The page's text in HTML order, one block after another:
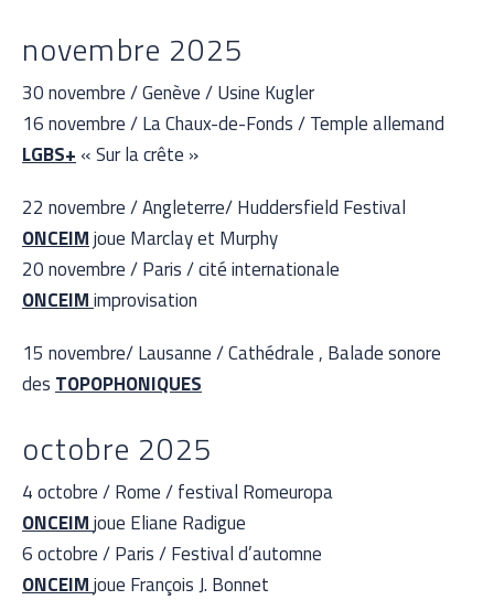
novembre 2025
30 novembre / Genève / Usine Kugler
16 novembre / La Chaux-de-Fonds / Temple allemand
LGBS+ « Sur la crête »
22 novembre / Angleterre/ Huddersfield Festival
ONCEIMjoue Marclay et Murphy
20 novembre / Paris / cité internationale
ONCEIMimprovisation
15 novembre/ Lausanne / Cathédrale , Balade sonore
des TOPOPHONIQUES
octobre 2025
4 octobre / Rome / festival Romeuropa
ONCEIMjoue Eliane Radigue
6 octobre / Paris / Festival d’automne
ONCEIMjoue François J. Bonnet